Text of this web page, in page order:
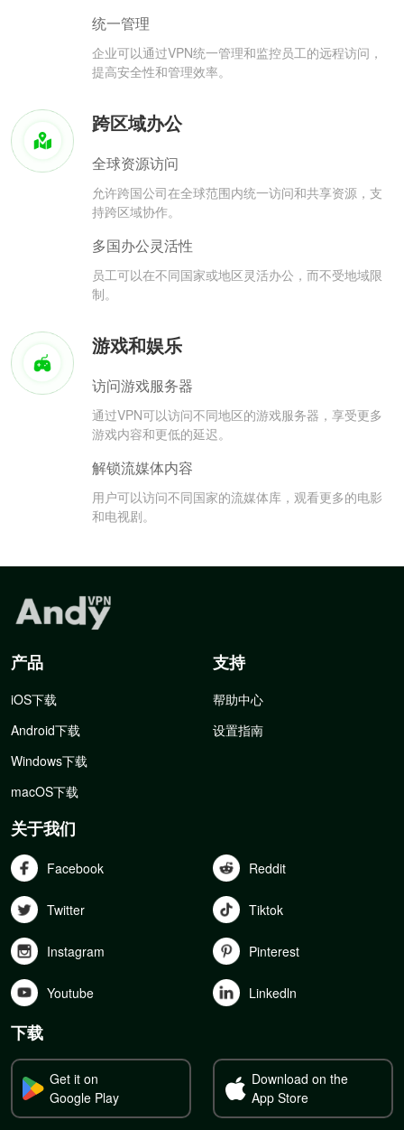
统一管理
企业可以通过VPN统一管理和监控员工的远程访问，
提高安全性和管理效率。
跨区域办公
全球资源访问
允许跨国公司在全球范围内统一访问和共享资源，支
持跨区域协作。
多国办公灵活性
员工可以在不同国家或地区灵活办公，而不受地域限
制。
游戏和娱乐
访问游戏服务器
通过VPN可以访问不同地区的游戏服务器，享受更多
游戏内容和更低的延迟。
解锁流媒体内容
用户可以访问不同国家的流媒体库，观看更多的电影
和电视剧。
产品
iOS下载
Android下载
Windows下载
macOS下载
支持
帮助中心
设置指南
关于我们
Facebook Reddit
Twitter Tiktok
Instagram Pinterest
Youtube Linkedln
下载
Get it on
Google Play
Download on the
App Store